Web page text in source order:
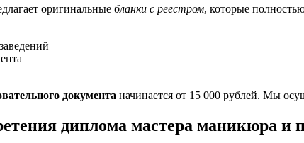
оригинальные бланки с реестром, которые
документа начинается от 15 000 рублей. Мы
диплома мастера маникюра и